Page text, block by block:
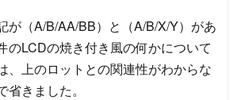
が（A/B/AA/BB）と（A/B/X/Y）があ
のLCDの焼き付き風の何かについて
、上のロットとの関連性がわからな
省きました。